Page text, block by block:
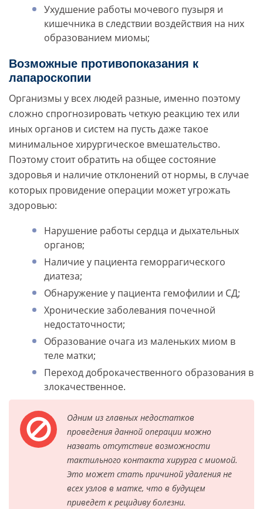
Ухудшение работы мочевого пузыря и
кишечника в следствии воздействия на них
образованием миомы;
Возможные противопоказания к
лапароскопии
Организмы у всех людей разные, именно поэтому
сложно спрогнозировать четкую реакцию тех или
иных органов и систем на пусть даже такое
минимальное хирургическое вмешательство.
Поэтому стоит обратить на общее состояние
здоровья и наличие отклонений от нормы, в случае
которых провидение операции может угрожать
здоровью:
Нарушение работы сердца и дыхательных
органов;
Наличие у пациента геморрагического
диатеза;
Обнаружение у пациента гемофилии и СД;
Хронические заболевания почечной
недостаточности;
Образование очага из маленьких миом в
теле матки;
Переход доброкачественного образования в
злокачественное.
Одним из главных недостатков
проведения данной операции можно
назвать отсутствие возможности
тактильного контакта хирурга с миомой.
Это может стать причиной удаления не
всех узлов в матке, что в будущем
приведет к рецидиву болезни.